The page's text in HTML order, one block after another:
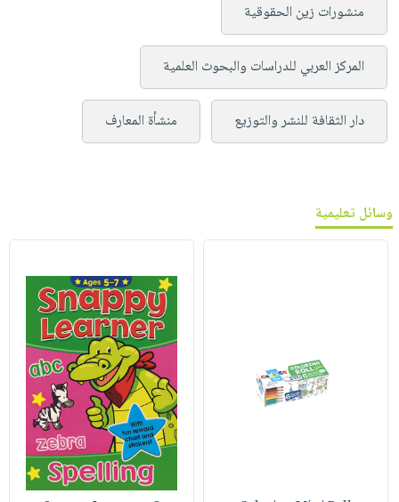
منشورات زين الحقوقية
المركز العربي للدراسات والبحوث العلمية
دار الثقافة للنشر والتوزيع منشأة المعارف
وسائل تعليمية